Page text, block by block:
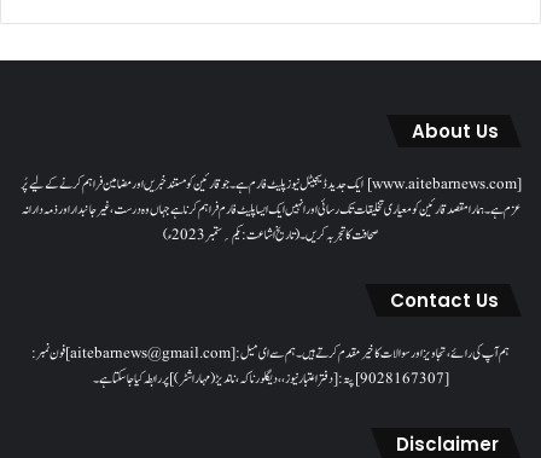
About Us
[www.aitebarnews.com] ایک جدید ڈیجیٹل نیوز پلیٹ فارم ہے۔ جو قارئین کو مستند خبریں اور مضامین فراہم کرنے کے لیے پُر
عزم ہے۔ ہمارا مقصدقارئین کو معیاری تخلیقات تک رسائی اور انہیں ایک ایسا پلیٹ فارم فراہم کرنا ہے جہاں وہ درست، غیر جانبدار اور ذمہ دارانہ
صحافت کا تجربہ کریں۔( تاریخ اشاعت : یکم؍ ستمبر 2023ء)
Contact Us
ہم آپ کی رائے، تجاویز اور سوالات کا خیرمقدم کرتے ہیں۔ ہم سےای میل: [aitebarnews@gmail.com]فون نمبر:
[9028167307]پتہ: [دفتر اعتبار نیوز، ، دیگلور ناکہ، ناندیڑ(مہاراشٹر) ] پر رابطہ کیا جاسکتا ہے۔
Disclaimer